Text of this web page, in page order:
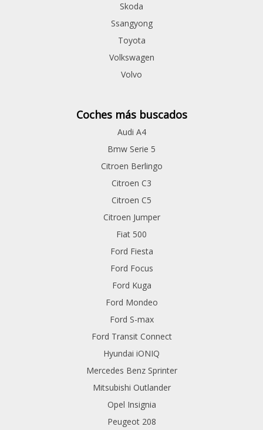
Skoda
Ssangyong
Toyota
Volkswagen
Volvo
Coches más buscados
Audi A4
Bmw Serie 5
Citroen Berlingo
Citroen C3
Citroen C5
Citroen Jumper
Fiat 500
Ford Fiesta
Ford Focus
Ford Kuga
Ford Mondeo
Ford S-max
Ford Transit Connect
Hyundai iONIQ
Mercedes Benz Sprinter
Mitsubishi Outlander
Opel Insignia
Peugeot 208